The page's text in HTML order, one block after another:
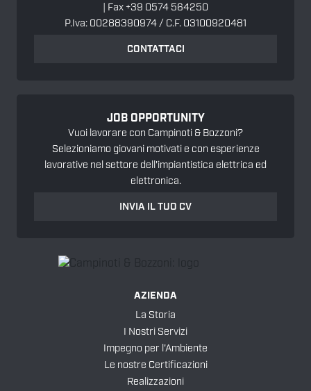
| Fax +39 0574 564250
P.Iva: 00288390974 / C.F. 03100920481
CONTATTACI
JOB OPPORTUNITY
Vuoi lavorare con Campinoti & Bozzoni?
Selezioniamo giovani motivati e con esperienze
lavorative nel settore dell'impiantistica elettrica ed
elettronica.
INVIA IL TUO CV
AZIENDA
La Storia
I Nostri Servizi
Impegno per l'Ambiente
Le nostre Certificazioni
Realizzazioni